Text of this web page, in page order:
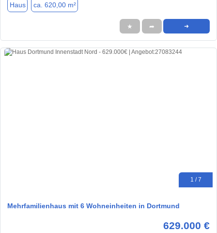
Haus ca. 620,00 m²
★ ➦ ➜
1 / 7
Mehrfamilienhaus mit 6 Wohneinheiten in Dortmund
629.000 €